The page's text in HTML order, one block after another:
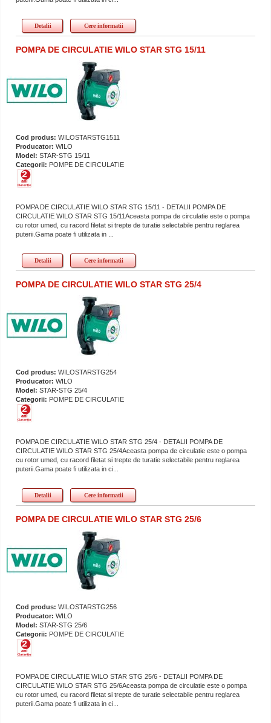
Detalii Cere informatii
POMPA DE CIRCULATIE WILO STAR STG 15/11
Cod produs: WILOSTARSTG1511
Producator: WILO
Model: STAR-STG 15/11
Categorii: POMPE DE CIRCULATIE
POMPA DE CIRCULATIE WILO STAR STG 15/11 - DETALII POMPA DE
CIRCULATIE WILO STAR STG 15/11Aceasta pompa de circulatie este o pompa
cu rotor umed, cu racord filetat si trepte de turatie selectabile pentru reglarea
puterii.Gama poate fi utilizata in ...
Detalii Cere informatii
POMPA DE CIRCULATIE WILO STAR STG 25/4
Cod produs: WILOSTARSTG254
Producator: WILO
Model: STAR-STG 25/4
Categorii: POMPE DE CIRCULATIE
POMPA DE CIRCULATIE WILO STAR STG 25/4 - DETALII POMPA DE
CIRCULATIE WILO STAR STG 25/4Aceasta pompa de circulatie este o pompa
cu rotor umed, cu racord filetat si trepte de turatie selectabile pentru reglarea
puterii.Gama poate fi utilizata in ci...
Detalii Cere informatii
POMPA DE CIRCULATIE WILO STAR STG 25/6
Cod produs: WILOSTARSTG256
Producator: WILO
Model: STAR-STG 25/6
Categorii: POMPE DE CIRCULATIE
POMPA DE CIRCULATIE WILO STAR STG 25/6 - DETALII POMPA DE
CIRCULATIE WILO STAR STG 25/6Aceasta pompa de circulatie este o pompa
cu rotor umed, cu racord filetat si trepte de turatie selectabile pentru reglarea
puterii.Gama poate fi utilizata in ci...